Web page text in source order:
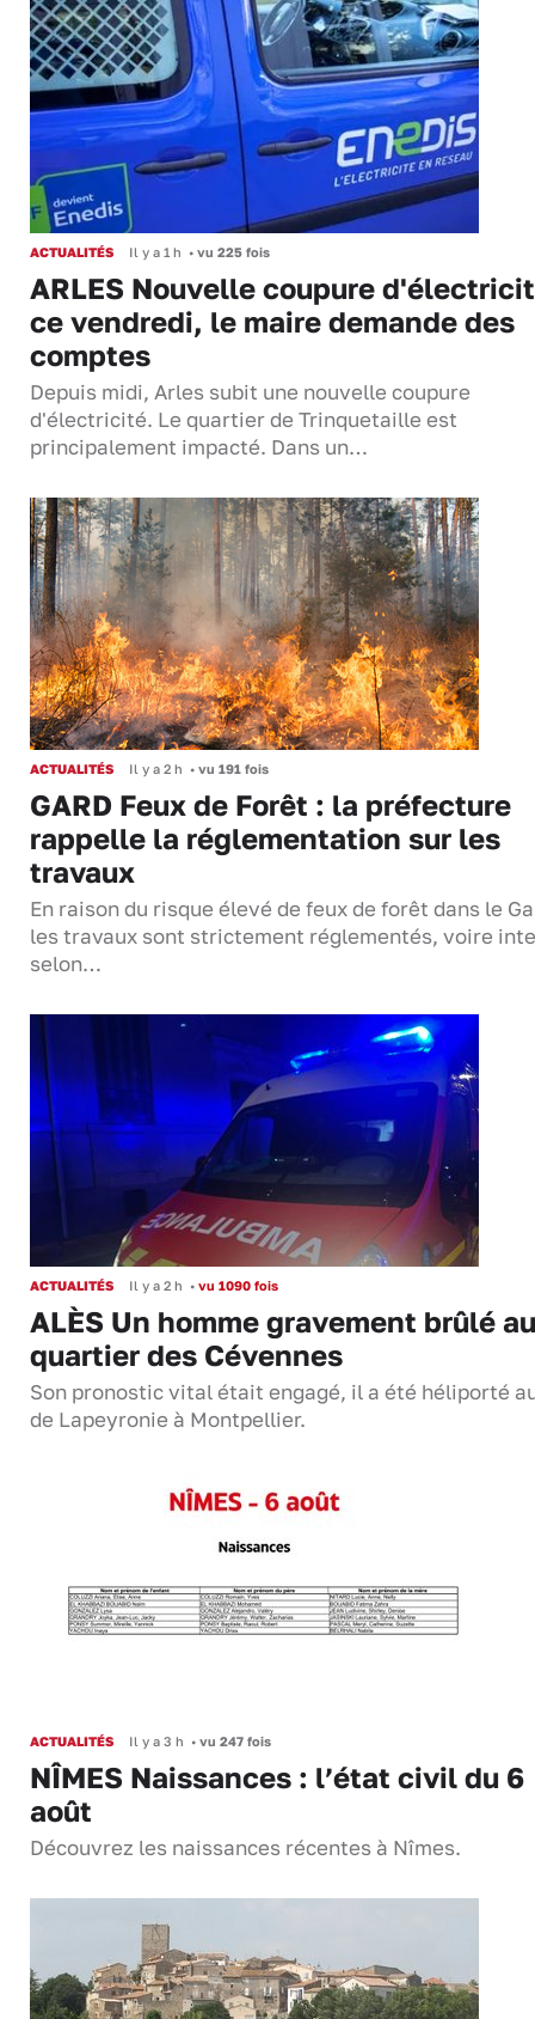
ACTUALITÉS Il y a 1 h • vu 225 fois
ARLES Nouvelle coupure
ce vendredi, le maire demande des
comptes
Depuis midi, Arles subit une nouvelle coupure
d'électricité. Le quartier de Trinquetaille est
principalement impacté. Dans un…
ACTUALITÉS Il y a 2 h • vu 191 fois
GARD Feux de Forêt : la préfecture
rappelle la réglementation sur les
travaux
En raison du risque élevé de feux de forêt dans le
les travaux sont strictement réglementés, voire
selon…
ACTUALITÉS Il y a 2 h • vu 1090 fois
ALÈS Un homme gravement brûlé au
quartier des Cévennes
Son pronostic vital était engagé, il a été héliporté
de Lapeyronie à Montpellier.
ACTUALITÉS Il y a 3 h • vu 247 fois
NÎMES Naissances : l’état civil du 6
août
Découvrez les naissances récentes à Nîmes.